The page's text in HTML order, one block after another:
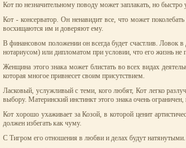
Кот по незначительному поводу может заплакать, но
Кот - консерватор. Он ненавидит все, что может
восхищаются им и доверяют ему.
В финансовом положении он всегда будет счастлив. Ловок
нотариусом) или дипломатом при условии, что его жизнь не
Женщина этого знака может блистать во всех видах
которая многое привнесет своим присутствием.
Ласковый, услужливый с теми, кого любят, Кот легко
выбору. Материнский инстинкт этого знака очень
Кот хорошо ухаживает за Козой, в которой ценит
должен избегать как чуму.
С Тигром его отношения в любви и делах будут